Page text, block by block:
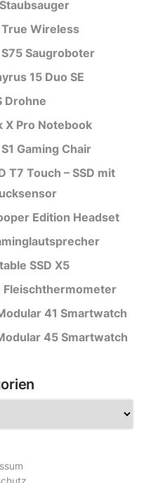
Wireless
Saugroboter
15 Duo SE
Drohne
X Pro Notebook
Gaming Chair
T7 Touch – SSD mit
Edition Headset
SSD X5
Fleischthermometer
41 Smartwatch
45 Smartwatch